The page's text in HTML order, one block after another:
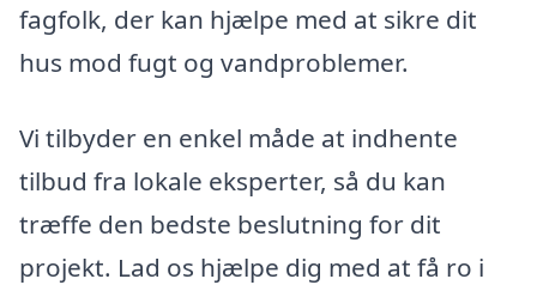
fagfolk, der kan hjælpe med at sikre dit
hus mod fugt og vandproblemer.
Vi tilbyder en enkel måde at indhente
tilbud fra lokale eksperter, så du kan
træffe den bedste beslutning for dit
projekt. Lad os hjælpe dig med at få ro i